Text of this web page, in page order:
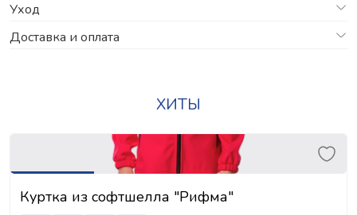
Уход
Доставка и оплата
ХИТЫ
Куртка из софтшелла "Рифма"